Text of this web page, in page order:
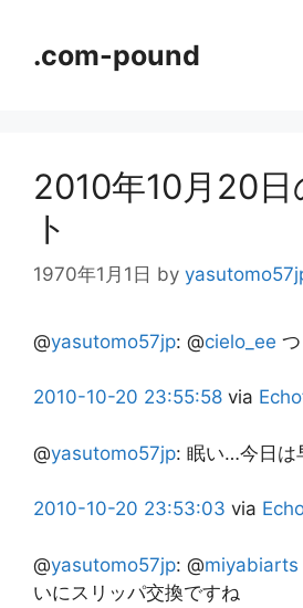
.com-pound
2010年10月20
ト
1970年1月1日 by
@yasutomo57jp: @cielo_ee
2010-10-20 23:55:58 via
@yasutomo57jp: 眠い…今日は
2010-10-20 23:53:03 via
@yasutomo57jp: @miyabiarts
いにスリッパ交換ですね